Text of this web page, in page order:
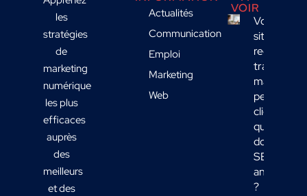
les
stratégies
de
marketing
numérique
les plus
efficaces
auprès
des
meilleurs
et des
Actualités
Communication
Emploi
Marketing
Web
VOIR
Votre
site
reçoit du
trafic
mais
peu de
clients :
quelles
données
SEO
analyser
?